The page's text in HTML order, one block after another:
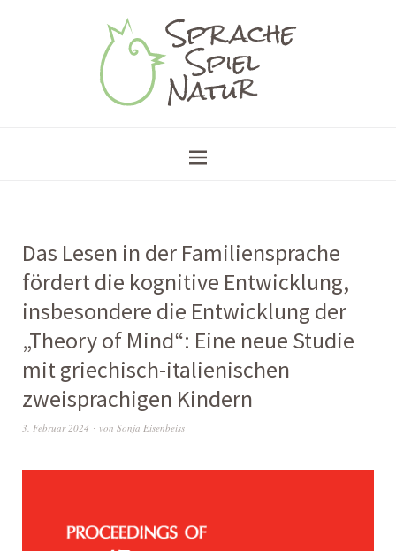
Das Lesen in der Familiensprache
fördert die kognitive Entwicklung,
insbesondere die Entwicklung der
„Theory of Mind“: Eine neue Studie
mit griechisch-italienischen
zweisprachigen Kindern
3. Februar 2024 von Sonja Eisenbeiss